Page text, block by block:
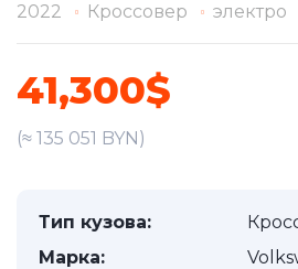
2022 Кроссовер электро
41,300$
(≈ 135 051 BYN)
Тип кузова:
Марка: